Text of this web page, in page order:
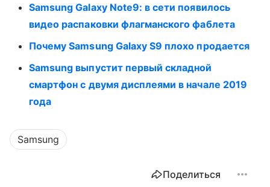
Samsung Galaxy Note9: в сети появилось
видео распаковки флагманского фаблета
Почему Samsung Galaxy S9 плохо продается
Samsung выпустит первый складной
смартфон с двумя дисплеями в начале 2019
года
Samsung
Поделиться